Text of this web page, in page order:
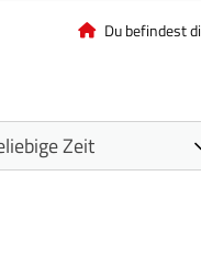
Du befindest